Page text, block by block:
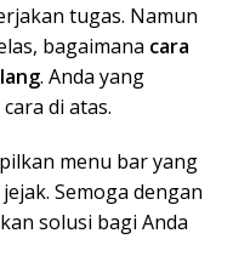
tugas. Namun
bagaimana cara
. Anda yang
di atas.
menu bar yang
Semoga dengan
solusi bagi Anda